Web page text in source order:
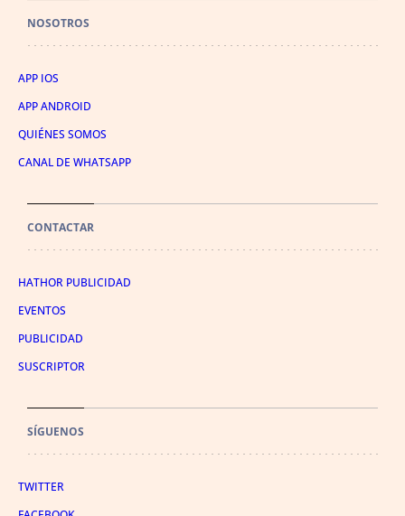
NOSOTROS
APP IOS
APP ANDROID
QUIÉNES SOMOS
CANAL DE WHATSAPP
CONTACTAR
HATHOR PUBLICIDAD
EVENTOS
PUBLICIDAD
SUSCRIPTOR
SÍGUENOS
TWITTER